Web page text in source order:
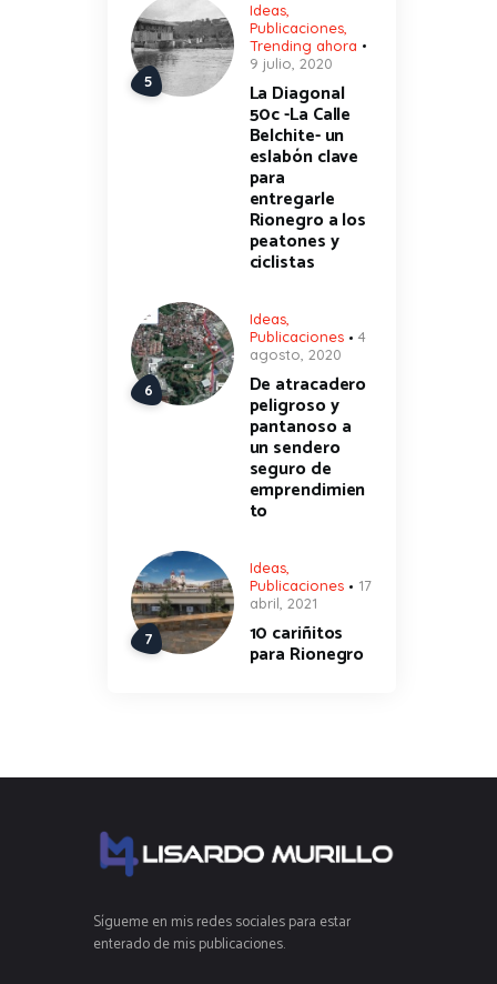
Ideas,
Publicaciones,
Trending ahora
9 julio, 2020
La Diagonal
50c -La Calle
Belchite- un
eslabón clave
para
entregarle
Rionegro a los
peatones y
ciclistas
Ideas,
Publicaciones
4
agosto, 2020
De atracadero
peligroso y
pantanoso a
un sendero
seguro de
emprendimien
to
Ideas,
Publicaciones
17
abril, 2021
10 cariñitos
para Rionegro
Sígueme en mis redes sociales para estar
enterado de mis publicaciones.